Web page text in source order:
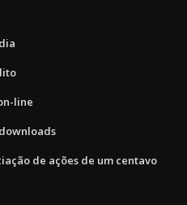
line
de ações de um centavo